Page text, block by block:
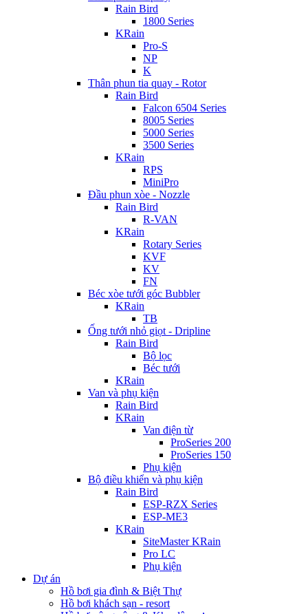
Rain Bird
1800 Series
KRain
Pro-S
NP
K
Thân phun tia quay - Rotor
Rain Bird
Falcon 6504 Series
8005 Series
5000 Series
3500 Series
KRain
RPS
MiniPro
Đầu phun xòe - Nozzle
Rain Bird
R-VAN
KRain
Rotary Series
KVF
KV
FN
Béc xòe tưới góc Bubbler
KRain
TB
Ống tưới nhỏ giọt - Dripline
Rain Bird
Bộ lọc
Béc tưới
KRain
Van và phụ kiện
Rain Bird
KRain
Van điện từ
ProSeries 200
ProSeries 150
Phụ kiện
Bộ điều khiển và phụ kiện
Rain Bird
ESP-RZX Series
ESP-ME3
KRain
SiteMaster KRain
Pro LC
Phụ kiện
Dự án
Hồ bơi gia đình & Biệt Thự
Hồ bơi khách sạn - resort